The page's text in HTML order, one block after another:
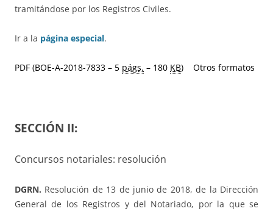
tramitándose por los Registros Civiles.
Ir a la página especial.
PDF (BOE-A-2018-7833 – 5 págs. – 180 KB) Otros formatos
SECCIÓN II:
Concursos notariales: resolución
DGRN. Resolución de 13 de junio de 2018, de la Dirección
General de los Registros y del Notariado, por la que se